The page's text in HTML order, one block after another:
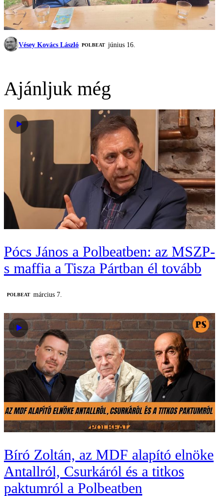
Vésey Kovács László ‎POLBEAT június 16.
Ajánljuk még
Pócs János a Polbeatben: az MSZP-
s maffia a Tisza Pártban él tovább
‎POLBEAT március 7.
Bíró Zoltán, az MDF alapító elnöke
Antallról, Csurkáról és a titkos
paktumról a Polbeatben